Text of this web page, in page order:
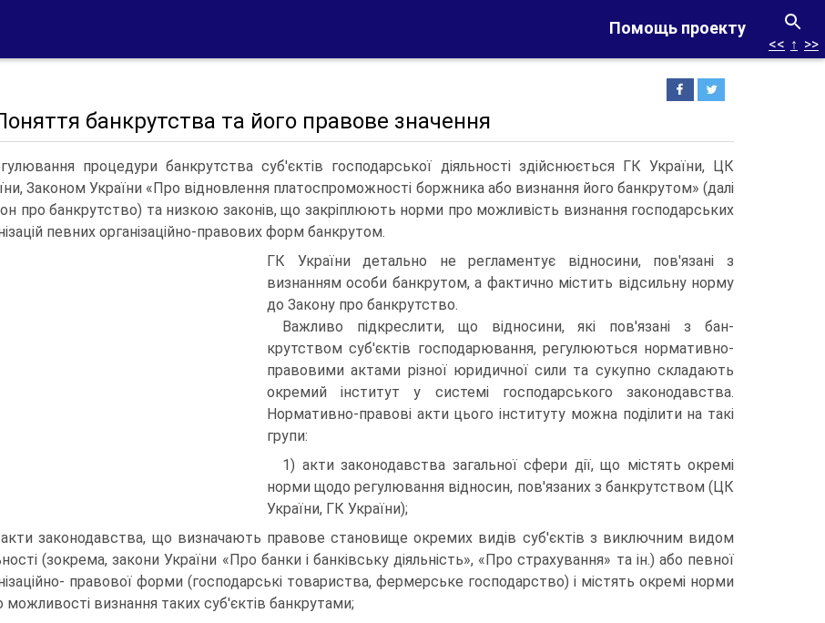
Помощь проекту
<< ↑ >>
банкрутства та його правове значення
процедури банкрутства суб'єктів господар­ської діяльності здійснюється ГК України, ЦК
За­коном України «Про відновлення платоспроможності борж­ника або визнання його банкрутом» (далі
про банкрутство) та низкою законів, що закріплюють норми про можливість визнання господарських
певних ор­ганізаційно-правових форм банкрутом.
ГК України детально не регламентує відносини, пов'язані з
визнанням особи бан­крутом, а фактично містить відсильну норму
до Закону про банкрутство.
Важливо підкреслити, що відносини, які пов'язані з бан­
крутством суб'єктів господарювання, регулюються норма­тивно-
правовими актами різної юридичної сили та сукупно складають
окремий інститут у системі господарського зако­нодавства.
Нормативно-правові акти цього інституту можна поділити на такі
групи:
1) акти законодавства загальної сфери дії, що містять окремі
норми щодо регулювання відносин, пов'язаних з бан­крутством (ЦК
України, ГК України);
законодавства, що визначають правове стано­вище окремих видів суб'єктів з виключним видом
(зокрема, закони України «Про банки і банківську діяль­ність», «Про страхування» та ін.) або певної
правової форми (господарські товариства, фермерське гос­подарство) і містять окремі норми
визнан­ня таких суб'єктів банкрутами;